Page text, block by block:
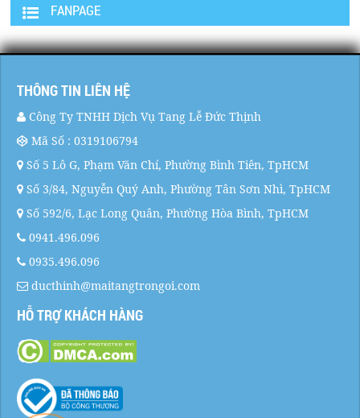
FANPAGE
THÔNG TIN LIÊN HỆ
Công Ty TNHH Dịch Vụ Tang Lễ Đức Thịnh
Mã Số : 0319106794
Số 5 Lô G, Phạm Văn Chí, Phường Bình Tiên, TpHCM
Số 3/84, Nguyễn Quý Anh, Phường Tân Sơn Nhì, TpHCM
Số 592/6, Lạc Long Quân, Phường Hòa Bình, TpHCM
0941.496.096
0935.496.096
ducthinh@maitangtrongoi.com
HỖ TRỢ KHÁCH HÀNG